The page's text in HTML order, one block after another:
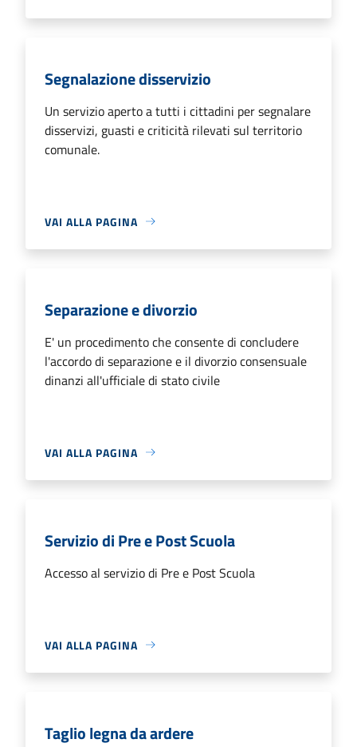
Segnalazione disservizio
Un servizio aperto a tutti i cittadini per segnalare
disservizi, guasti e criticità rilevati sul territorio
comunale.
VAI ALLA PAGINA
Separazione e divorzio
E' un procedimento che consente di concludere
l'accordo di separazione e il divorzio consensuale
dinanzi all'ufficiale di stato civile
VAI ALLA PAGINA
Servizio di Pre e Post Scuola
Accesso al servizio di Pre e Post Scuola
VAI ALLA PAGINA
Taglio legna da ardere